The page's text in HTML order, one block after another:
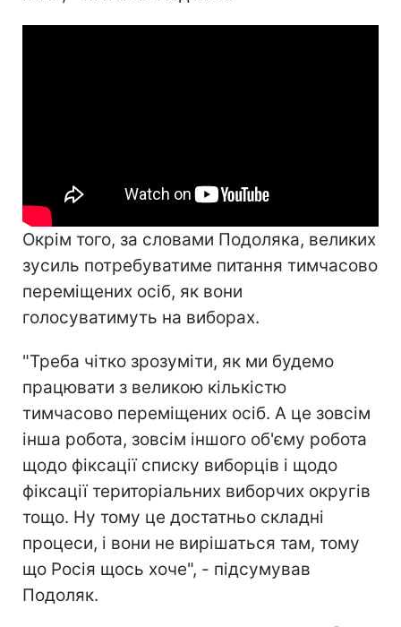
Окрім того, за словами Подоляка, великих
зусиль потребуватиме питання тимчасово
переміщених осіб, як вони
голосуватимуть на виборах.
"Треба чітко зрозуміти, як ми будемо
працювати з великою кількістю
тимчасово переміщених осіб. А це зовсім
інша робота, зовсім іншого об'єму робота
щодо фіксації списку виборців і щодо
фіксації територіальних виборчих округів
тощо. Ну тому це достатньо складні
процеси, і вони не вирішаться там, тому
що Росія щось хоче", - підсумував
Подоляк.